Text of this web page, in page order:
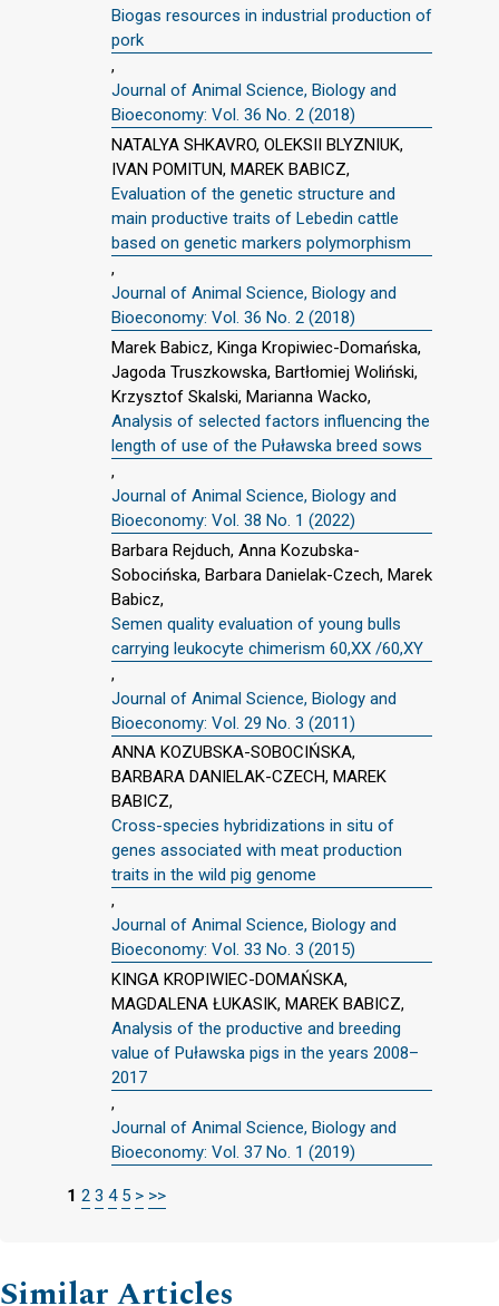
Biogas resources in industrial production of
pork
,
Journal of Animal Science, Biology and
Bioeconomy: Vol. 36 No. 2 (2018)
NATALYA SHKAVRO, OLEKSII BLYZNIUK,
IVAN POMITUN, MAREK BABICZ,
Evaluation of the genetic structure and
main productive traits of Lebedin cattle
based on genetic markers polymorphism
,
Journal of Animal Science, Biology and
Bioeconomy: Vol. 36 No. 2 (2018)
Marek Babicz, Kinga Kropiwiec-Domańska,
Jagoda Truszkowska, Bartłomiej Woliński,
Krzysztof Skalski, Marianna Wacko,
Analysis of selected factors influencing the
length of use of the Puławska breed sows
,
Journal of Animal Science, Biology and
Bioeconomy: Vol. 38 No. 1 (2022)
Barbara Rejduch, Anna Kozubska-
Sobocińska, Barbara Danielak-Czech, Marek
Babicz,
Semen quality evaluation of young bulls
carrying leukocyte chimerism 60,XX /60,XY
,
Journal of Animal Science, Biology and
Bioeconomy: Vol. 29 No. 3 (2011)
ANNA KOZUBSKA-SOBOCIŃSKA,
BARBARA DANIELAK-CZECH, MAREK
BABICZ,
Cross-species hybridizations in situ of
genes associated with meat production
traits in the wild pig genome
,
Journal of Animal Science, Biology and
Bioeconomy: Vol. 33 No. 3 (2015)
KINGA KROPIWIEC-DOMAŃSKA,
MAGDALENA ŁUKASIK, MAREK BABICZ,
Analysis of the productive and breeding
value of Puławska pigs in the years 2008–
2017
,
Journal of Animal Science, Biology and
Bioeconomy: Vol. 37 No. 1 (2019)
1 2 3 4 5 > >>
Similar Articles